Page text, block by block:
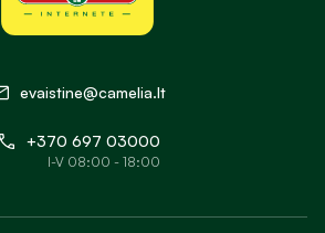
evaistine@camelia.lt
+370 697 03000
I-V 08:00 - 18:00